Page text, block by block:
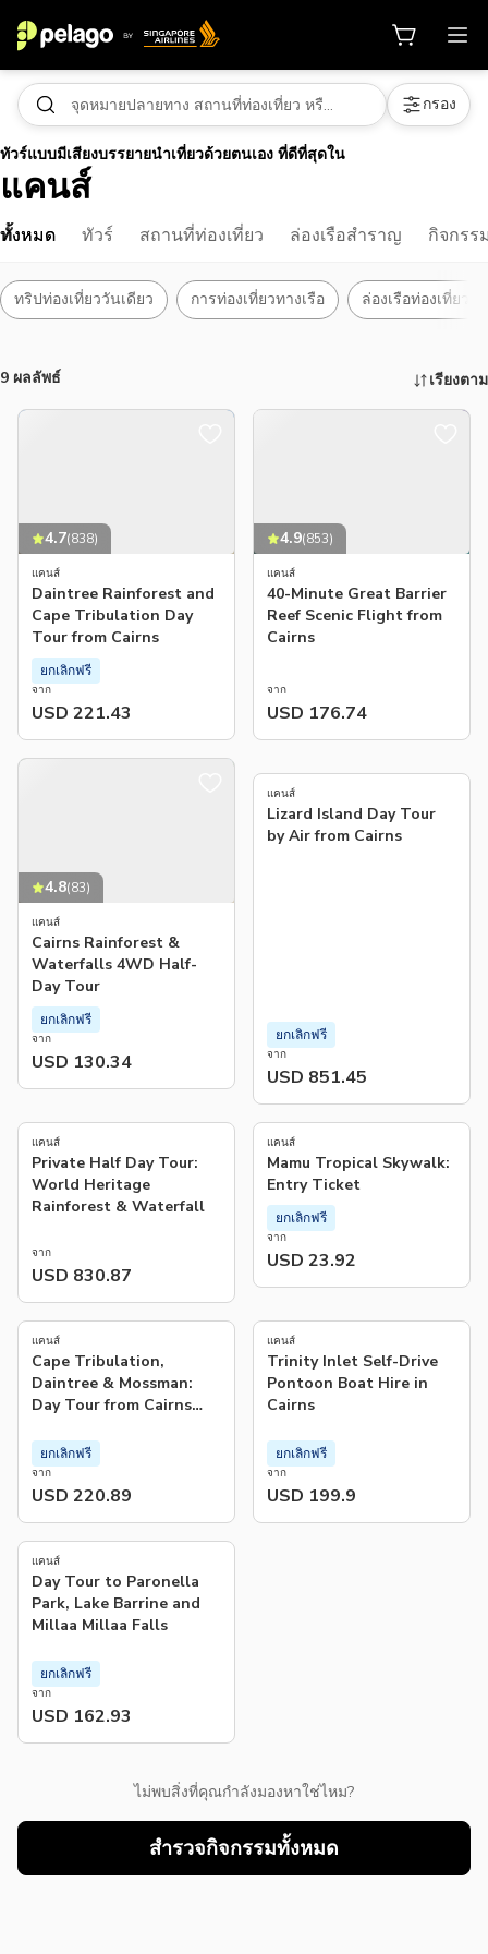
กรอง
ทัวร์แบบมีเสียงบรรยายนำเที่ยวด้วยตนเอง ที่ดีที่สุดใน
แคนส์
ทั้งหมด ทัวร์ สถานที่ท่องเที่ยว ล่องเรือสำราญ กิจกรร
ทริปท่องเที่ยววันเดียว การท่องเที่ยวทางเรือ ล่องเรือท่องเที่ยว
9 ผลลัพธ์ เรียงตาม
4.7(838)
แคนส์
Daintree Rainforest and
Cape Tribulation Day
Tour from Cairns
จาก
USD 221.43
ยกเลิกฟรี
4.9(853)
แคนส์
40-Minute Great Barrier
Reef Scenic Flight from
Cairns
จาก
USD 176.74
4.8(83)
แคนส์
Cairns Rainforest &
Waterfalls 4WD Half-
Day Tour
จาก
USD 130.34
ยกเลิกฟรี
แคนส์
Lizard Island Day Tour
by Air from Cairns
จาก
USD 851.45
ยกเลิกฟรี
แคนส์
Private Half Day Tour:
World Heritage
Rainforest & Waterfall
จาก
USD 830.87
แคนส์
Mamu Tropical Skywalk:
Entry Ticket
จาก
USD 23.92
ยกเลิกฟรี
4.5(2)
แคนส์
Cape Tribulation,
Daintree & Mossman:
Day Tour from Cairns
จาก
USD 220.89
ยกเลิกฟรี
แคนส์
Trinity Inlet Self-Drive
Pontoon Boat Hire in
Cairns
จาก
USD 199.9
ยกเลิกฟรี
4.8(333)
แคนส์
Day Tour to Paronella
Park, Lake Barrine and
Millaa Millaa Falls
จาก
USD 162.93
ยกเลิกฟรี
ไม่พบสิ่งที่คุณกำลังมองหาใช่ไหม?
สำรวจกิจกรรมทั้งหมด